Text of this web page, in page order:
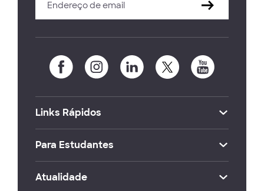
Links Rápidos
Para Estudantes
Atualidade